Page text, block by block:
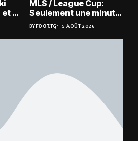
la
MLS / League Cup:
Seulement une minute
de jeu pour Kévin
Denkey
BYFOOT.TG 5 AOÛT 2026